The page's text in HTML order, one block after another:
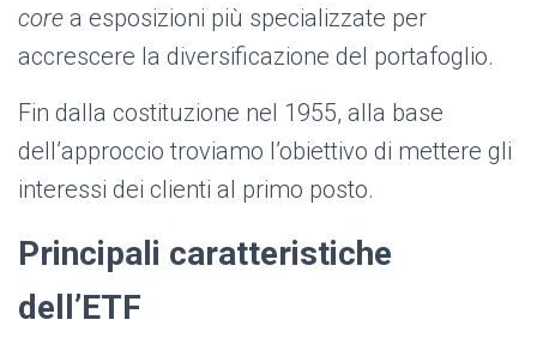
core a esposizioni più specializzate per
accrescere la diversificazione del portafoglio.
Fin dalla costituzione nel 1955, alla base
dell’approccio troviamo l’obiettivo di mettere gli
interessi dei clienti al primo posto.
Principali caratteristiche
dell’ETF